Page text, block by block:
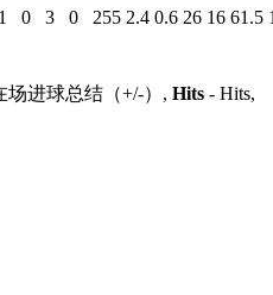
1 0 3 0 255 2.4 0.6 26 16 61.5
场进球总结（+/-）, Hits - Hits,